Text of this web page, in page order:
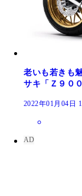
老いも若きも
サキ「Ｚ９０
2022年01月04日